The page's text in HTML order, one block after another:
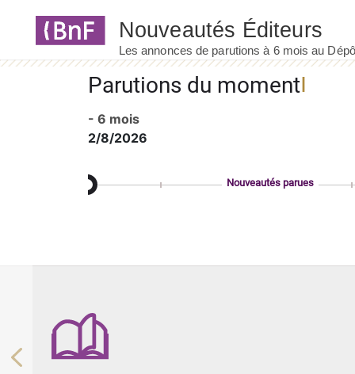
Parutions du moment
- 6 mois
2/8/2026
Nouveautés parues
Previous